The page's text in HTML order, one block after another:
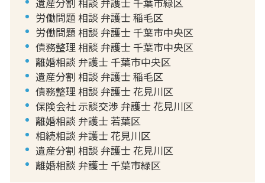
労働問題 相談 弁護士 稲毛区
労働問題 相談 弁護士 千葉市中央区
債務整理 相談 弁護士 千葉市中央区
離婚相談 弁護士 千葉市中央区
遺産分割 相談 弁護士 稲毛区
債務整理 相談 弁護士 花見川区
保険会社 示談交渉 弁護士 花見川区
離婚相談 弁護士 若葉区
相続相談 弁護士 花見川区
遺産分割 相談 弁護士 花見川区
離婚相談 弁護士 千葉市緑区